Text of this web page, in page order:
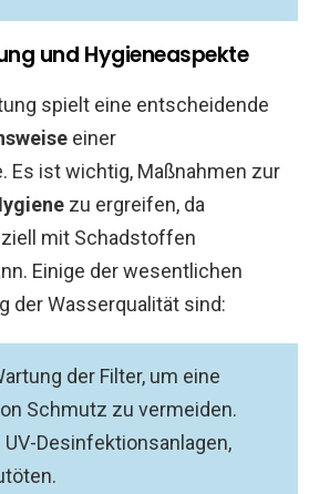
und Hygieneaspekte
spielt eine entscheidende
einer
Es ist wichtig, Maßnahmen zur
zu ergreifen, da
mit Schadstoffen
Einige der wesentlichen
der Wasserqualität sind:
der Filter, um eine
Schmutz zu vermeiden.
Desinfektionsanlagen,